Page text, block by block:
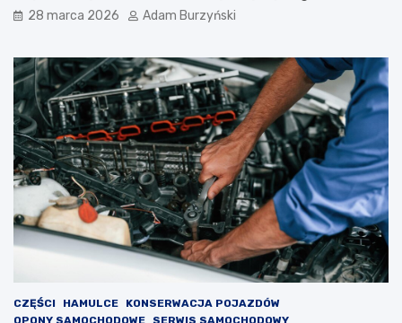
28 marca 2026 Adam Burzyński
CZĘŚCI HAMULCE
KONSERWACJA POJAZDÓW
OPONY SAMOCHODOWE
SERWIS SAMOCHODOWY